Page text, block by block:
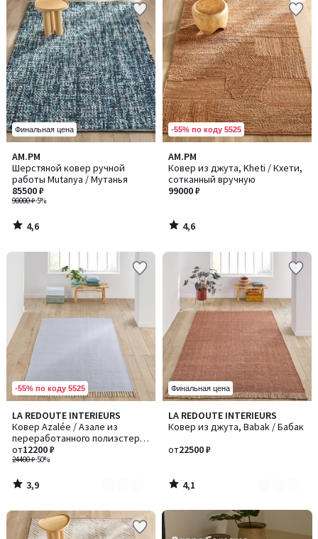
Финальная цена
AM.PM
Шерстяной ковер ручной
работы Mutanya / Мутанья
90000 ₽-5%
85500 ₽
4,6
/ 5
4,6
/
-55% по коду 5525
AM.PM
Ковер из джута, Kheti / Кхети,
сотканный вручную
99000 ₽
4,6
/ 5
4,6
/
-55% по коду 5525
LA REDOUTE INTERIEURS
Ковер Azalée / Азале из
переработанного полиэстера
для внутренних и наружных
помещений
24400 ₽-50%
от12200 ₽
3,9
/ 5
Количество
цветов:
3
3,9
/
Финальная цена
LA REDOUTE INTERIEURS
Ковер из джута, Babak / Бабак
от22500 ₽
4,1
/ 5
Количество
цветов:
4,1
/